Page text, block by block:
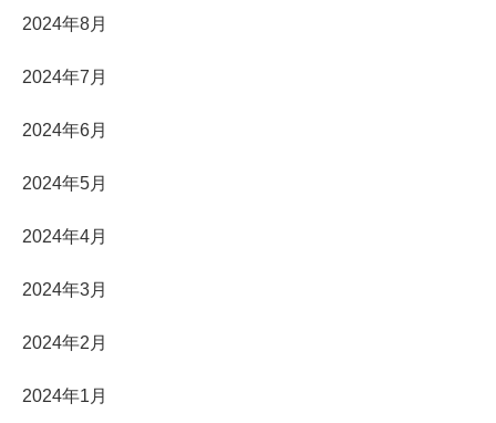
2024年8月
2024年7月
2024年6月
2024年5月
2024年4月
2024年3月
2024年2月
2024年1月